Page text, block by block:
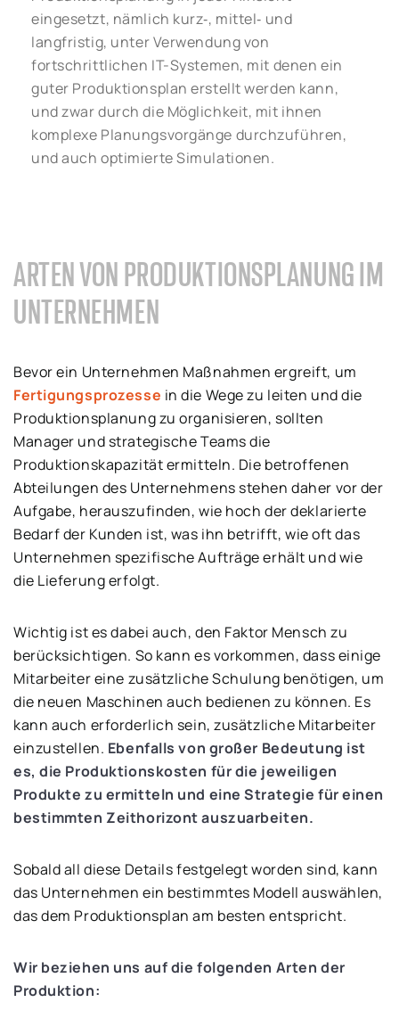
eingesetzt, nämlich kurz‑, mittel‑ und
langfristig, unter Verwendung von
fortschrittlichen IT-Systemen, mit denen ein
guter Produktionsplan erstellt werden kann,
und zwar durch die Möglichkeit, mit ihnen
komplexe Planungsvorgänge durchzuführen,
und auch optimierte Simulationen.
ARTEN VON PRODUKTIONSPLANUNG IM
UNTERNEHMEN
Bevor ein Unternehmen Maßnahmen ergreift, um
Fertigungsprozesse in die Wege zu leiten und die
Produktionsplanung zu organisieren, sollten
Manager und strategische Teams die
Produktionskapazität ermitteln. Die betroffenen
Abteilungen des Unternehmens stehen daher vor der
Aufgabe, herauszufinden, wie hoch der deklarierte
Bedarf der Kunden ist, was ihn betrifft, wie oft das
Unternehmen spezifische Aufträge erhält und wie
die Lieferung erfolgt.
Wichtig ist es dabei auch, den Faktor Mensch zu
berücksichtigen. So kann es vorkommen, dass einige
Mitarbeiter eine zusätzliche Schulung benötigen, um
die neuen Maschinen auch bedienen zu können. Es
kann auch erforderlich sein, zusätzliche Mitarbeiter
einzustellen. Ebenfalls von großer Bedeutung ist
es, die Produktionskosten für die jeweiligen
Produkte zu ermitteln und eine Strategie für einen
bestimmten Zeithorizont auszuarbeiten.
Sobald all diese Details festgelegt worden sind, kann
das Unternehmen ein bestimmtes Modell auswählen,
das dem Produktionsplan am besten entspricht.
Wir beziehen uns auf die folgenden Arten der
Produktion: